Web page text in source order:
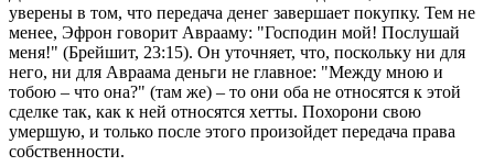
уверены в том, что передача денег завершает покупку. Тем не
менее, Эфрон говорит Аврааму: "Господин мой! Послушай
меня!" (Брейшит, 23:15). Он уточняет, что, поскольку ни для
него, ни для Авраама деньги не главное: "Между мною и
тобою – что она?" (там же) – то они оба не относятся к этой
сделке так, как к ней относятся хетты. Похорони свою
умершую, и только после этого произойдет передача права
собственности.